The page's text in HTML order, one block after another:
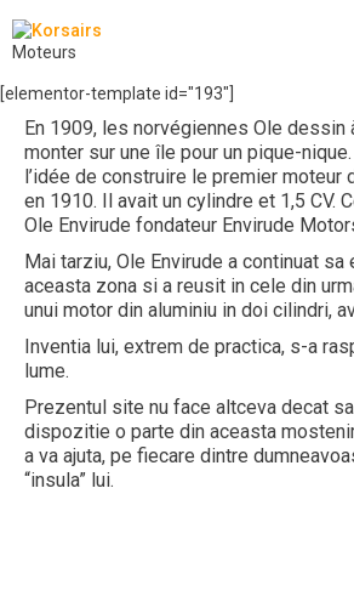
Moteurs
[elementor-template id="193"]
En 1909, les norvégiennes Ole dessin
monter sur une île pour un pique-
l’idée de construire le premier moteur
en 1910. Il avait un cylindre et 1,5 CV.
Ole Envirude fondateur Envirude
Mai tarziu, Ole Envirude a continuat
aceasta zona si a reusit in cele din
unui motor din aluminiu in doi cilindri,
Inventia lui, extrem de practica, s-a
lume.
Prezentul site nu face altceva decat
dispozitie o parte din aceasta
a va ajuta, pe fiecare dintre
“insula” lui.